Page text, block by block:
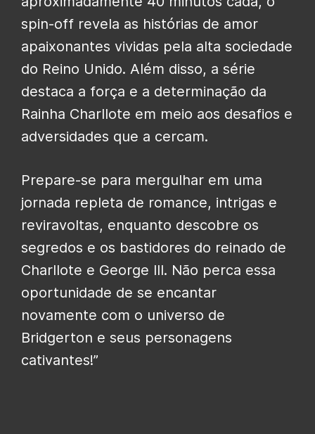
spin-off revela as histórias de amor
apaixonantes vividas pela alta sociedade
do Reino Unido. Além disso, a série
destaca a força e a determinação da
Rainha Charllote em meio aos desafios e
adversidades que a cercam.
Prepare-se para mergulhar em uma
jornada repleta de romance, intrigas e
reviravoltas, enquanto descobre os
segredos e os bastidores do reinado de
Charllote e George III. Não perca essa
oportunidade de se encantar
novamente com o universo de
Bridgerton e seus personagens
cativantes!”